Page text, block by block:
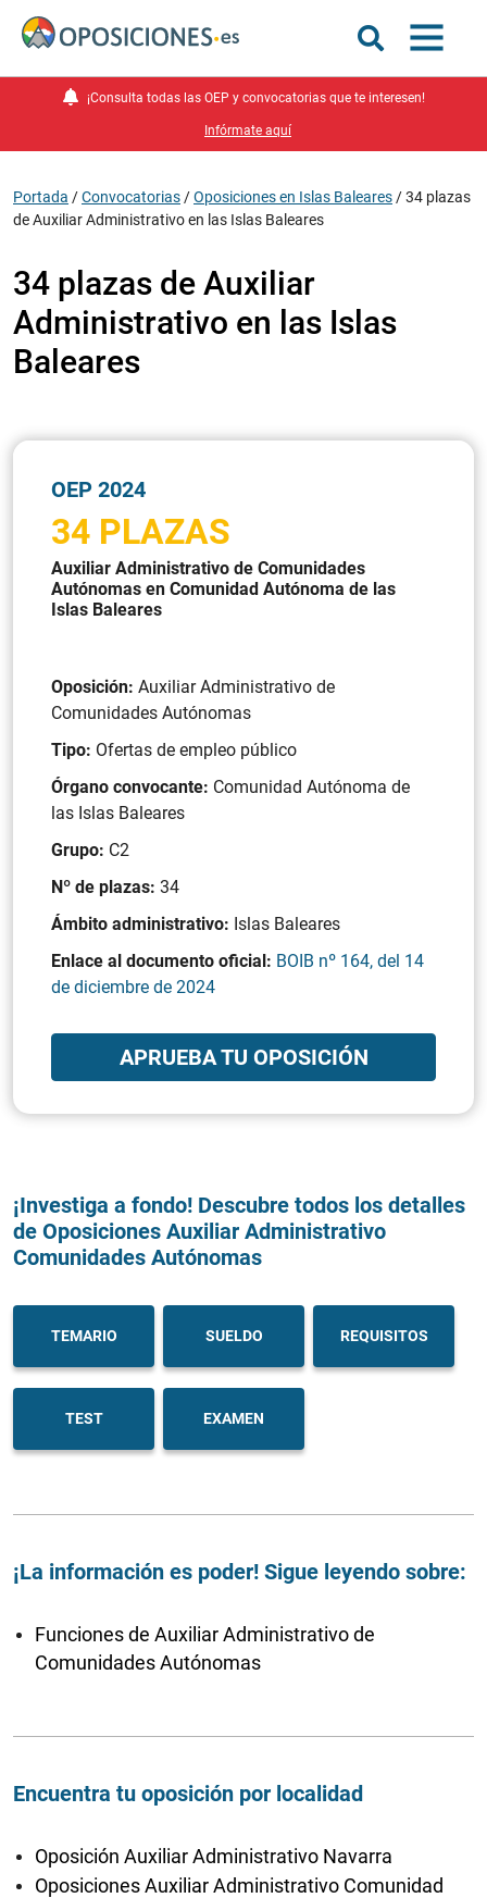
¡Consulta todas las OEP y convocatorias que te interesen!
Infórmate aquí
Portada /Convocatorias /Oposiciones en Islas Baleares /34 plazas
de Auxiliar Administrativo en las Islas Baleares
34 plazas de Auxiliar
Administrativo en las Islas
Baleares
OEP 2024
34 PLAZAS
Auxiliar Administrativo de Comunidades
Autónomas en Comunidad Autónoma de las
Islas Baleares
Oposición: Auxiliar Administrativo de
Comunidades Autónomas
Tipo: Ofertas de empleo público
Órgano convocante: Comunidad Autónoma de
las Islas Baleares
Grupo: C2
Nº de plazas: 34
Ámbito administrativo: Islas Baleares
Enlace al documento oficial: BOIB nº 164, del 14
de diciembre de 2024
APRUEBA TU OPOSICIÓN
¡Investiga a fondo! Descubre todos los detalles
de Oposiciones Auxiliar Administrativo
Comunidades Autónomas
TEMARIO SUELDO REQUISITOS
TEST EXAMEN
¡La información es poder! Sigue leyendo sobre:
Funciones de Auxiliar Administrativo de
Comunidades Autónomas
Encuentra tu oposición por localidad
Oposición Auxiliar Administrativo Navarra
Oposiciones Auxiliar Administrativo Comunidad